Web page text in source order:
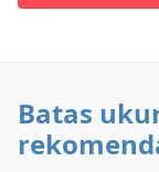
Batas